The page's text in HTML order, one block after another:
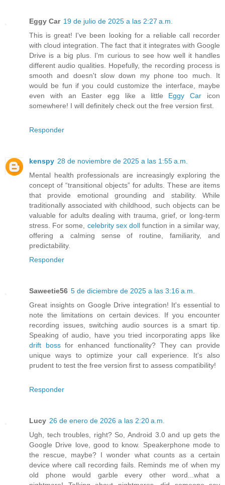
Eggy Car 19 de julio de 2025 a las 2:27 a.m.
This is great! I've been looking for a reliable call recorder
with cloud integration. The fact that it integrates with Google
Drive is a big plus. I'm curious to see how well it handles
different audio qualities. Hopefully, the recording process is
smooth and doesn't slow down my phone too much. It
would be fun if you could customize the interface, maybe
even with an Easter egg like a little Eggy Car icon
somewhere! I will definitely check out the free version first.
Responder
kenspy 28 de noviembre de 2025 a las 1:55 a.m.
Mental health professionals are increasingly exploring the
concept of “transitional objects” for adults. These are items
that provide emotional grounding and stability. While
traditionally associated with childhood, such objects can be
valuable for adults dealing with trauma, grief, or long-term
stress. For some, celebrity sex doll function in a similar way,
offering a calming sense of routine, familiarity, and
predictability.
Responder
Saweetie56 5 de diciembre de 2025 a las 3:16 a.m.
Great insights on Google Drive integration! It's essential to
note the limitations on certain devices. If you encounter
recording issues, switching audio sources is a smart tip.
Speaking of audio, have you tried incorporating apps like
drift bossfor enhanced functionality? They can provide
unique ways to optimize your call experience. It's also
prudent to test the free version first to assess compatibility!
Responder
Lucy 26 de enero de 2026 a las 2:20 a.m.
Ugh, tech troubles, right? So, Android 3.0 and up gets the
Google Drive love, good to know. Speakerphone mode to
the rescue, maybe? I wonder what counts as a certain
device where call recording fails. Reminds me of when my
old phone would garble every other word...what a